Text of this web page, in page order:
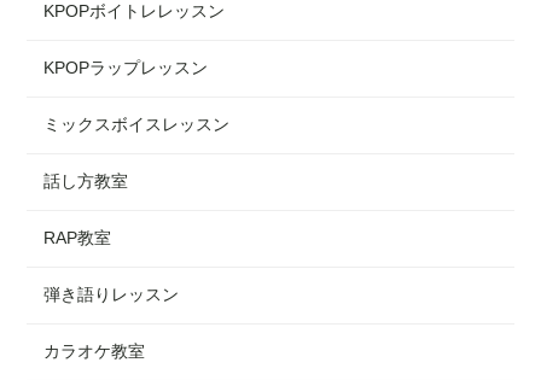
KPOPボイトレレッスン
KPOPラップレッスン
ミックスボイスレッスン
話し方教室
RAP教室
弾き語りレッスン
カラオケ教室